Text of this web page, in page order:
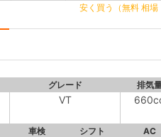
安く買う（無料 相場
グレード 排気
VT
車検 シフト AC